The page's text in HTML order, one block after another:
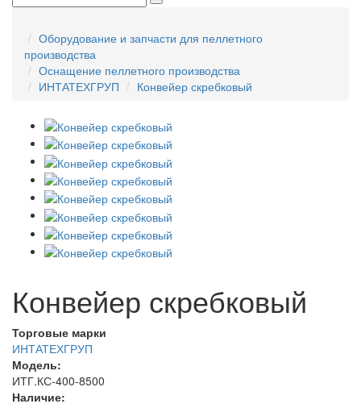
Оборудование и запчасти для пеллетного
производства
Оснащение пеллетного производства
ИНТАТЕХГРУП
Конвейер скребковый
Конвейер скребковый
Торговые марки
ИНТАТЕХГРУП
Модель:
ИТГ.КС-400-8500
Наличие: